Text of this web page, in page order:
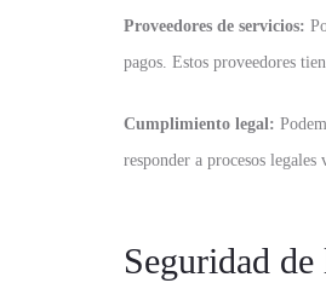
Proveedores de servicios:
pagos. Estos proveedores
Cumplimiento legal:
responder a procesos legales
Seguridad